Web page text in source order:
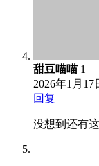
甜豆喵喵 1
2026年1月17
回复
没想到还有